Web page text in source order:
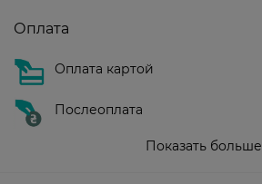
Оплата
Оплата картой
Послеоплата
Показать больше